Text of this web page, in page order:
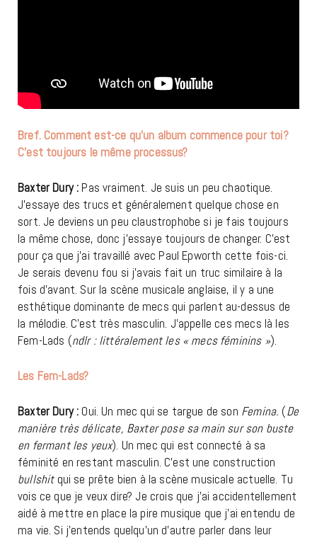
Bref. Comment est-ce qu’un album commence pour toi?
C’est toujours le même processus?
Baxter Dury : Pas vraiment. Je suis un peu chaotique.
J’essaye des trucs et généralement quelque chose en
sort. Je deviens un peu claustrophobe si je fais toujours
la même chose, donc j’essaye toujours de changer. C’est
pour ça que j’ai travaillé avec Paul Epworth cette fois-ci.
Je serais devenu fou si j’avais fait un truc similaire à la
fois d’avant. Sur la scène musicale anglaise, il y a une
esthétique dominante de mecs qui parlent au-dessus de
la mélodie. C’est très masculin. J’appelle ces mecs là les
Fem-Lads (ndlr : littéralement les « mecs féminins »).
Les Fem-Lads?
Baxter Dury : Oui. Un mec qui se targue de son Femina. (De
manière très délicate, Baxter pose sa main sur son buste
en fermant les yeux). Un mec qui est connecté à sa
féminité en restant masculin. C’est une construction
bullshitqui se prête bien à la scène musicale actuelle. Tu
vois ce que je veux dire? Je crois que j’ai accidentellement
aidé à mettre en place la pire musique que j’ai entendu de
ma vie. Si j’entends quelqu’un d’autre parler dans leur